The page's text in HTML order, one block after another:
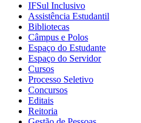
IFSul Inclusivo
Assistência Estudantil
Bibliotecas
Câmpus e Polos
Espaço do Estudante
Espaço do Servidor
Cursos
Processo Seletivo
Concursos
Editais
Reitoria